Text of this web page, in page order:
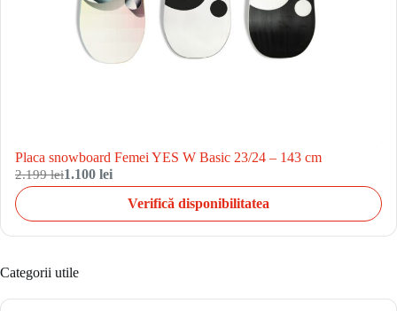
Placa snowboard Femei YES W Basic 23/24 – 143 cm
2.199 lei1.100 lei
Verifică disponibilitatea
Categorii utile